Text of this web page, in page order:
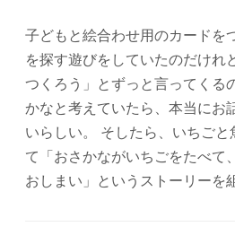
子どもと絵合わせ用のカードを
を探す遊びをしていたのだけれ
つくろう」とずっと言ってくる
かなと考えていたら、本当にお
いらしい。 そしたら、いちご
て「おさかながいちごをたべて
おしまい」というストーリーを